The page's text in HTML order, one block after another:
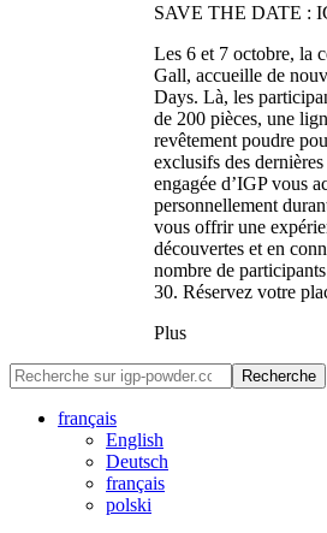
SAVE THE DATE :
Les 6 et 7 octobre, la
Gall, accueille de
Days. Là, les
de 200 pièces, une
revêtement poudre
exclusifs des
engagée d’IGP vous
personnellement
vous offrir une
découvertes et en
nombre de
30. Réservez votre
Plus
Recherche
français
English
Deutsch
français
polski